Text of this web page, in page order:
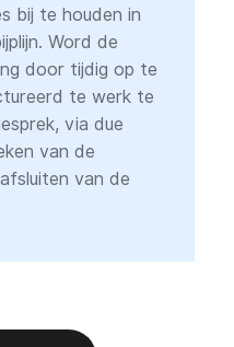
bij te houden in
Word de
door tijdig op te
te werk te
via due
van de
van de